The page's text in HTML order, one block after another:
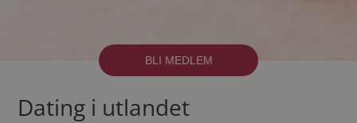
BLI MEDLEM
Dating i utlandet